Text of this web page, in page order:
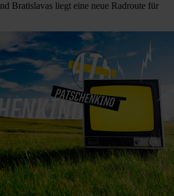
Bratislavas liegt eine neue Radroute für